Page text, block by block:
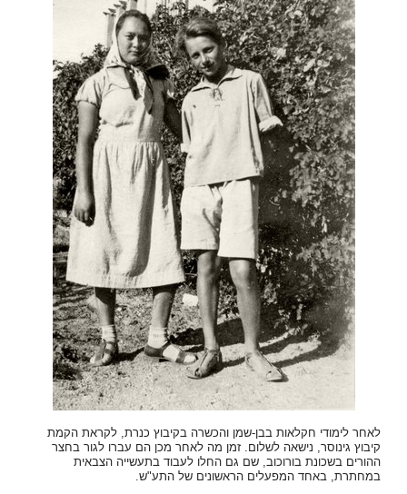
לאחר לימודי חקלאות בבן-שמן והכשרה בקיבוץ כנרת, לקראת הקמת
קיבוץ גינוסר, נישאה לשלום. זמן מה לאחר מכן הם עברו לגור בחצר
ההורים בשכונת בורוכוב, שם גם החלו לעבוד בתעשייה הצבאית
במחתרת, באחד המפעלים הראשונים של התע"ש.